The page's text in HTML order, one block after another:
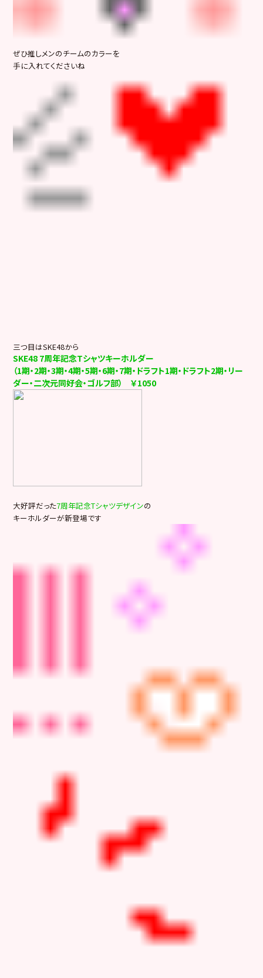
ぜひ推しメンのチームのカラーを
手に入れてくださいね
三つ目はSKE48から
SKE48 7周年記念Tシャツキーホルダー
（1期・2期・3期・4期・5期・6期・7期・ドラフト1期・ドラフト2期・リー
ダー・二次元同好会・ゴルフ部） ￥1050
大好評だった7周年記念Tシャツデザインの
キーホルダーが新登場です